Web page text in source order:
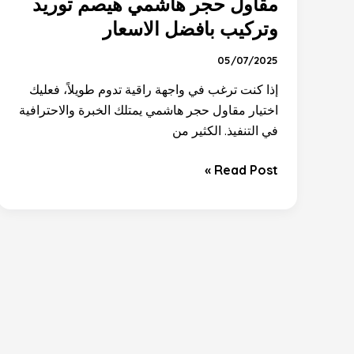
وتركيب بافضل الاسعار
05/07/2025
إذا كنت ترغب في واجهة راقية تدوم طويلاً، فعليك
اختيار مقاول حجر هاشمي يمتلك الخبرة والاحترافية
في التنفيذ. الكثير من
هيصم
توريد
وتركيب
بافضل
الاسعار
Read Post »